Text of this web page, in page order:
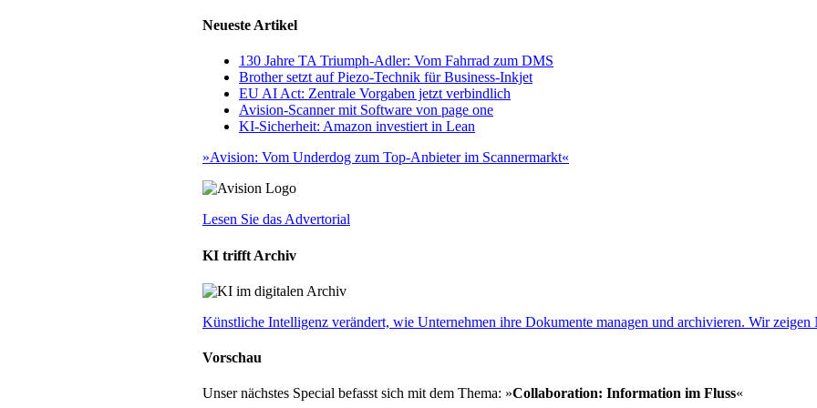
Neueste Artikel
130 Jahre TA Triumph-Adler: Vom Fahrrad zum DMS
Brother setzt auf Piezo-Technik für Business-Inkjet
EU AI Act: Zentrale Vorgaben jetzt verbindlich
Avision-Scanner mit Software von page one
KI-Sicherheit: Amazon investiert in Lean
»Avision: Vom Underdog zum Top-Anbieter im Scannermarkt«
Lesen Sie das Advertorial
KI trifft Archiv
Künstliche Intelligenz verändert, wie Unternehmen ihre Dokumente managen und archivieren. Wir
Vorschau
Unser nächstes Special befasst sich mit dem Thema: »Collaboration: Information im Fluss«